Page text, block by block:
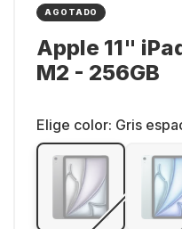
AGOTADO
Apple 11"
M2 - 256GB
Elige color: Gris